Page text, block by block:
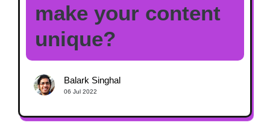
make your content
unique?
Balark Singhal
06 Jul 2022